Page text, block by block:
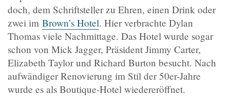
doch, dem Schriftsteller zu Ehren, einen Drink oder
zwei im Brown’s Hotel. Hier verbrachte Dylan
Thomas viele Nachmittage. Das Hotel wurde sogar
schon von Mick Jagger, Präsident Jimmy Carter,
Elizabeth Taylor und Richard Burton besucht. Nach
aufwändiger Renovierung im Stil der 50er-Jahre
wurde es als Boutique-Hotel wiedereröffnet.